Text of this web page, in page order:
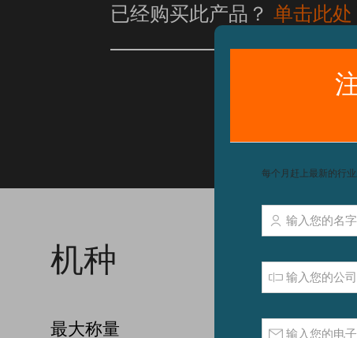
已经购买此产品？ 单击此处
机种
最大称量 可读性